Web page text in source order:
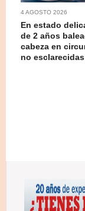
4 AGOSTO 2026
En estado
de 2 años
cabeza en
no esclarecidas